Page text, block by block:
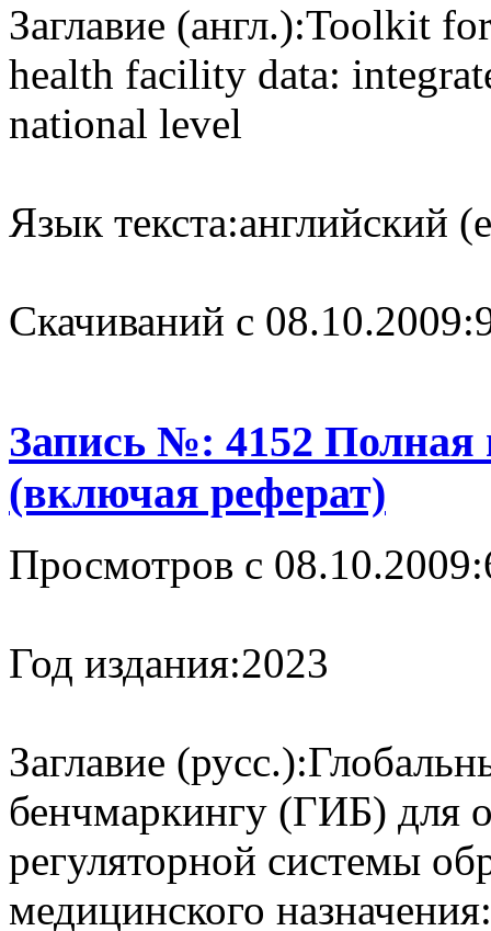
Заглавие (англ.):Toolkit
health facility data:
national level
Язык текста:английский
Cкачиваний с 08.10.2009:
Запись №: 4152 Полная
(включая реферат)
Просмотров с 08.10.2009:
Год издания:2023
Заглавие (русс.):
бенчмаркингу (‎ГИБ)‎ для
регуляторной системы
медицинского